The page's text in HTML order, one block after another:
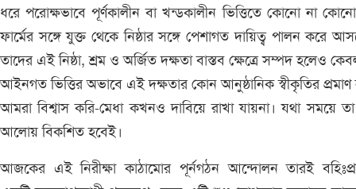
ধরে পরোক্ষভাবে পূর্ণকালীন বা খন্ডকালীন ভিত্তিতে কোনো না
ফার্মের সঙ্গে যুক্ত থেকে নিষ্ঠার সঙ্গে পেশাগত দায়িত্ব পালন করে
তাদের এই নিষ্ঠা, শ্রম ও অর্জিত দক্ষতা বাস্তব ক্ষেত্রে সম্পদ হলেও
আইনগত ভিত্তির অভাবে এই দক্ষতার কোন আনুষ্ঠানিক স্বীকৃতির প্রমাণ
আমরা বিশ্বাস করি-মেধা কখনও দাবিয়ে রাখা যায়না। যথা সময়ে
আলোয় বিকশিত হবেই।
আজকের এই নিরীক্ষা কাঠামোর পূর্নগঠন আন্দোলন তারই